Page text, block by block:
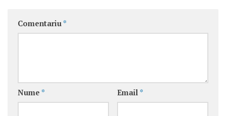
Comentariu *
Nume * Email *